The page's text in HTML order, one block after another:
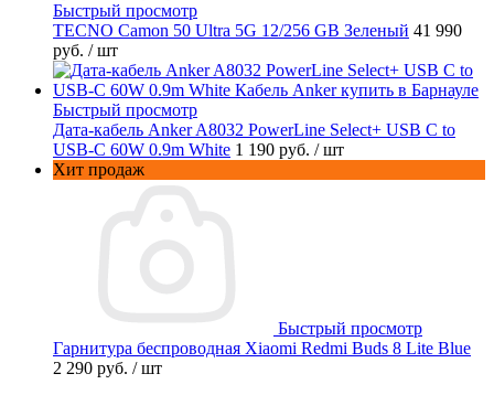
Быстрый просмотр
TECNO Camon 50 Ultra 5G 12/256 GB Зеленый 41 990
руб. / шт
Быстрый просмотр
Дата-кабель Anker A8032 PowerLine Select+ USB C to
USB-C 60W 0.9m White 1 190 руб. / шт
Хит продаж
Быстрый просмотр
Гарнитура беспроводная Xiaomi Redmi Buds 8 Lite Blue
2 290 руб. / шт